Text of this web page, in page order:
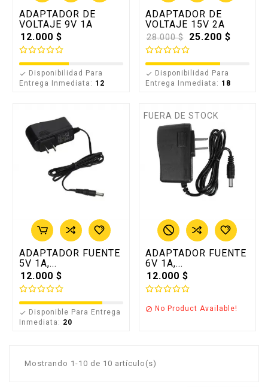
ADAPTADOR DE
VOLTAJE 9V 1A
12.000 $
 Disponibilidad Para
Entrega Inmediata: 12
ADAPTADOR DE
VOLTAJE 15V 2A
Precio
base
28.000 $ 25.200 $
 Disponibilidad Para
Entrega Inmediata: 18
ADAPTADOR FUENTE
5V 1A,...
12.000 $
 Disponible Para Entrega
Inmediata: 20
FUERA DE STOCK
ADAPTADOR FUENTE
6V 1A,...
12.000 $
 No Product Available!
Mostrando 1-10 de 10 artículo(s)